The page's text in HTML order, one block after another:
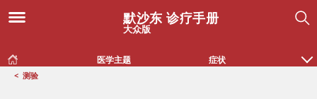
默沙东 诊疗手册
大众版
医学主题 症状
< 测验